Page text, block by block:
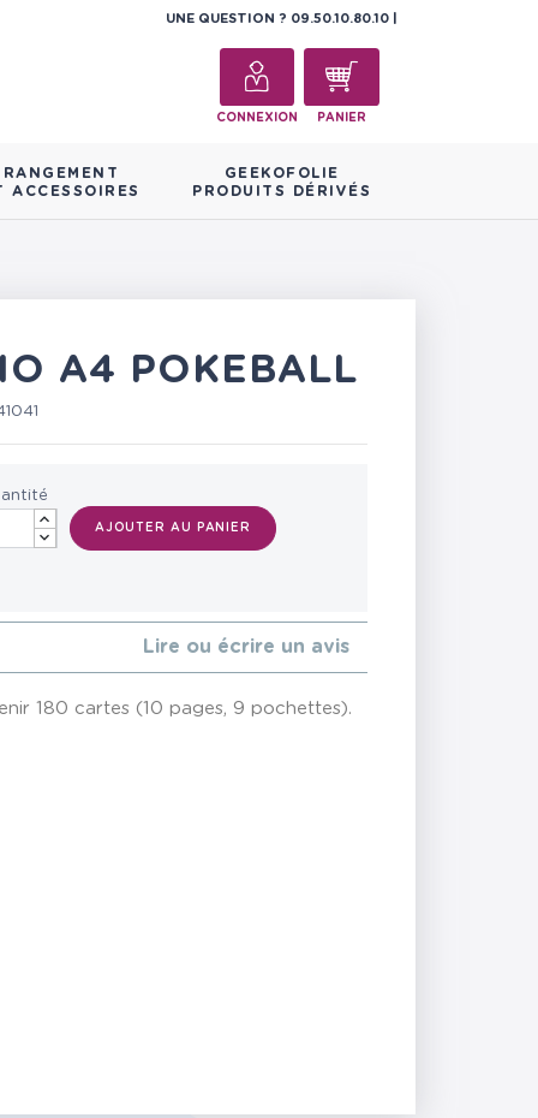
UNE QUESTION ? 09.50.10.80.10
CONNEXION PANIER
RANGEMENT
ACCESSOIRES
GEEKOFOLIE
PRODUITS DÉRIVÉS
A4 POKEBALL
AJOUTER AU PANIER
Lire ou écrire un avis
180 cartes (10 pages, 9 pochettes).